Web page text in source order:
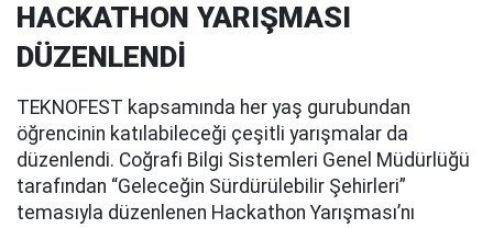
HACKATHON YARIŞMASI
DÜZENLENDİ
TEKNOFEST kapsamında her yaş gurubundan
öğrencinin katılabileceği çeşitli yarışmalar da
düzenlendi. Coğrafi Bilgi Sistemleri Genel Müdürlüğü
tarafından “Geleceğin Sürdürülebilir Şehirleri”
temasıyla düzenlenen Hackathon Yarışması’nı